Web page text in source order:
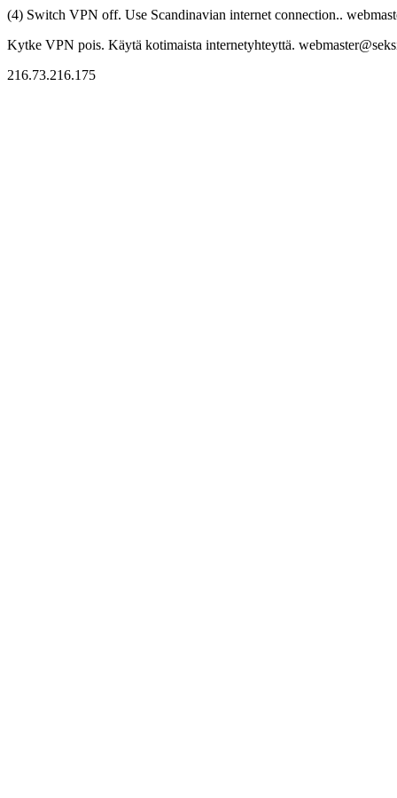
(4) Switch VPN off. Use Scandinavian internet connection..
Kytke VPN pois. Käytä kotimaista internetyhteyttä.
216.73.216.175